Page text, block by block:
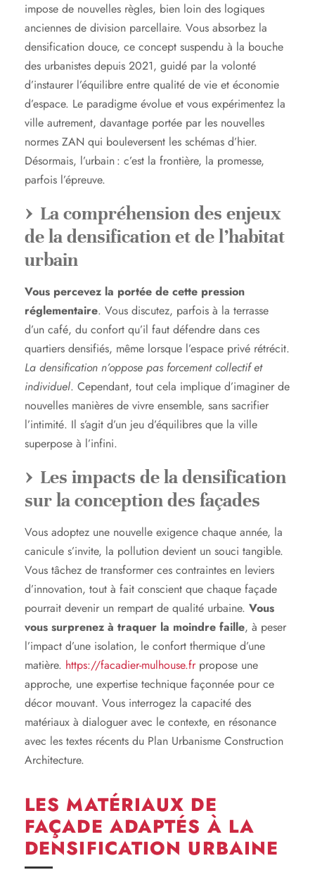
impose de nouvelles règles, bien loin des logiques
anciennes de division parcellaire. Vous absorbez la
densification douce, ce concept suspendu à la bouche
des urbanistes depuis 2021, guidé par la volonté
d’instaurer l’équilibre entre qualité de vie et économie
d’espace. Le paradigme évolue et vous expérimentez la
ville autrement, davantage portée par les nouvelles
normes ZAN qui bouleversent les schémas d’hier.
Désormais, l’urbain : c’est la frontière, la promesse,
parfois l’épreuve.
La compréhension des enjeux
de la densification et de l’habitat
urbain
Vous percevez la portée de cette pression
réglementaire. Vous discutez, parfois à la terrasse
d’un café, du confort qu’il faut défendre dans ces
quartiers densifiés, même lorsque l’espace privé rétrécit.
La densification n’oppose pas forcement collectif et
individuel. Cependant, tout cela implique d’imaginer de
nouvelles manières de vivre ensemble, sans sacrifier
l’intimité. Il s’agit d’un jeu d’équilibres que la ville
superpose à l’infini.
Les impacts de la densification
sur la conception des façades
Vous adoptez une nouvelle exigence chaque année, la
canicule s’invite, la pollution devient un souci tangible.
Vous tâchez de transformer ces contraintes en leviers
d’innovation, tout à fait conscient que chaque façade
pourrait devenir un rempart de qualité urbaine. Vous
vous surprenez à traquer la moindre faille, à peser
l’impact d’une isolation, le confort thermique d’une
matière. https://facadier-mulhouse.frpropose une
approche, une expertise technique façonnée pour ce
décor mouvant. Vous interrogez la capacité des
matériaux à dialoguer avec le contexte, en résonance
avec les textes récents du Plan Urbanisme Construction
Architecture.
LES MATÉRIAUX DE
FAÇADE ADAPTÉS À LA
DENSIFICATION URBAINE